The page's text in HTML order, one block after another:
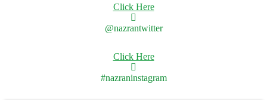
Click Here
@nazrantwitter
Click Here
#nazraninstagram